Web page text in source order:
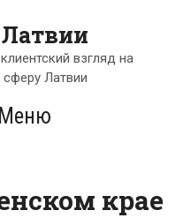
взгляд на
Латвии
Меню
крае